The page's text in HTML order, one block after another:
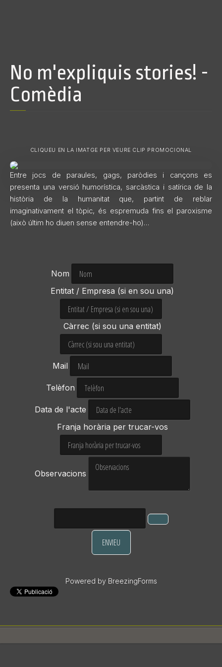
No m'expliquis stories! -
Comèdia
CLIQUEU EN LA IMATGE PER VEURE CLIP PROMOCIONAL
Entre jocs de paraules, gags, paròdies i cançons es
presenta una versió humorística, sarcàstica i satírica de la
història de la humanitat que, partint de reblar
imaginativament el tòpic, és espremuda fins el paroxisme
(això últim ho diuen sense entendre-ho)…
Nom
Entitat / Empresa (si en sou una)
Càrrec (si sou una entitat)
Mail
Telèfon
Data de l'acte
Franja horària per trucar-vos
Observacions
ENVIEU
Powered by BreezingForms